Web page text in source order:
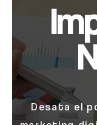
Desata el